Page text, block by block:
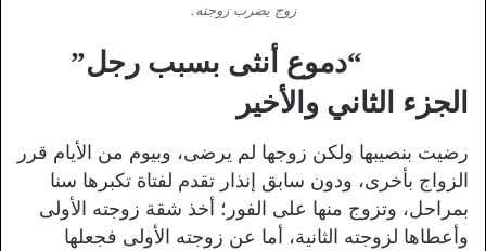
زوج يضرب زوجته.
“دموع أنثى بسبب رجل”
الجزء الثاني والأخير
رضيت بنصيبها ولكن زوجها لم يرضى، وبيوم من الأيام قرر
الزواج بأخرى، ودون سابق إنذار تقدم لفتاة تكبرها سنا
بمراحل، وتزوج منها على الفور؛ أخذ شقة زوجته الأولى
وأعطاها لزوجته الثانية، أما عن زوجته الأولى فجعلها